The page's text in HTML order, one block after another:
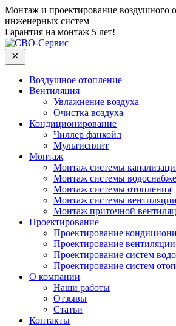
Монтаж и проектирование воздушного
инженерных систем
Гарантия на монтаж 5 лет!
Воздушное отопление
Вентиляция
Увлажнение воздуха
Очистка воздуха
Кондиционирование
Чиллер фанкойл
Мультисплит
Монтаж
Монтаж системы
Монтаж системы
Монтаж системы отопления
Монтаж системы вентиляции
Монтаж приточной
Проектирование
Проектирование
Проектирование вентиляции
Проектирование систем
Проектирование систем
О компании
Наши работы
Отзывы
Статьи
Контакты